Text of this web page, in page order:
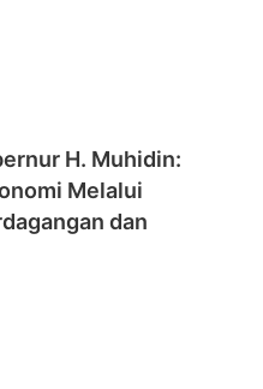
H. Muhidin:
Melalui
dan